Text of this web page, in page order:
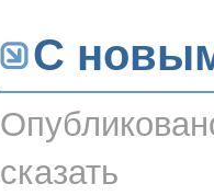
С
сказать